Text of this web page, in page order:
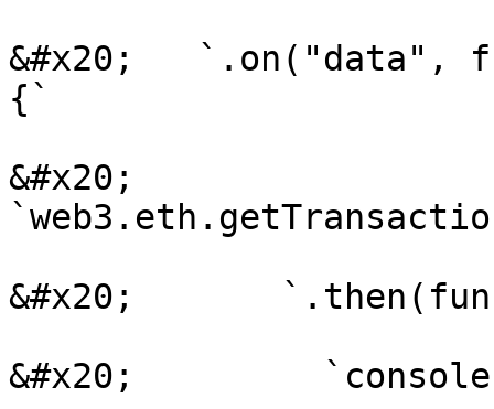
&#x20;   `.on("data",
{`
&#x20;
&#x20;
&#x20;